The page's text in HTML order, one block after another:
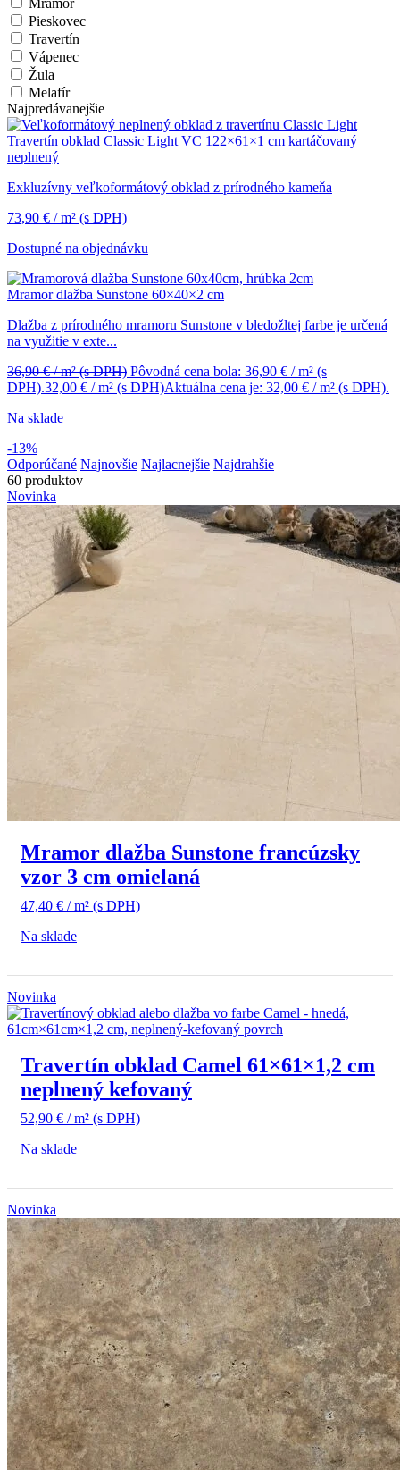
Pieskovec
Travertín
Vápenec
Žula
Melafír
Najpredávanejšie
Travertín obklad Classic Light VC 122×61×1 cm kartáčovaný
neplnený
Exkluzívny veľkoformátový obklad z prírodného kameňa
73,90 € / m² (s DPH)
Dostupné na objednávku
Mramor dlažba Sunstone 60×40×2 cm
Dlažba z prírodného mramoru Sunstone v bledožltej farbe je určená
na využitie v exte...
36,90€/ m²(s DPH) Pôvodná cena bola: 36,90 € / m² (s
DPH).32,00 € / m² (s DPH)Aktuálna cena je: 32,00 € / m² (s DPH).
Na sklade
-13%
Odporúčané Najnovšie Najlacnejšie Najdrahšie
60 produktov
Novinka
Mramor dlažba Sunstone francúzsky
vzor 3 cm omielaná
47,40 € / m² (s DPH)
Na sklade
Novinka
Travertín obklad Camel 61×61×1,2 cm
neplnený kefovaný
52,90 € / m² (s DPH)
Na sklade
Novinka